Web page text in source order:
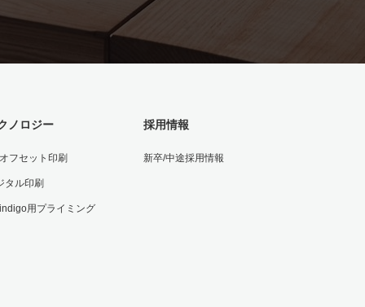
ノロジー
フセット印刷
タル印刷
用プライミング
採用情報
新卒/中途採用情報